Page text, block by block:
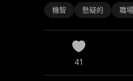
機智 懸疑的 職場
41